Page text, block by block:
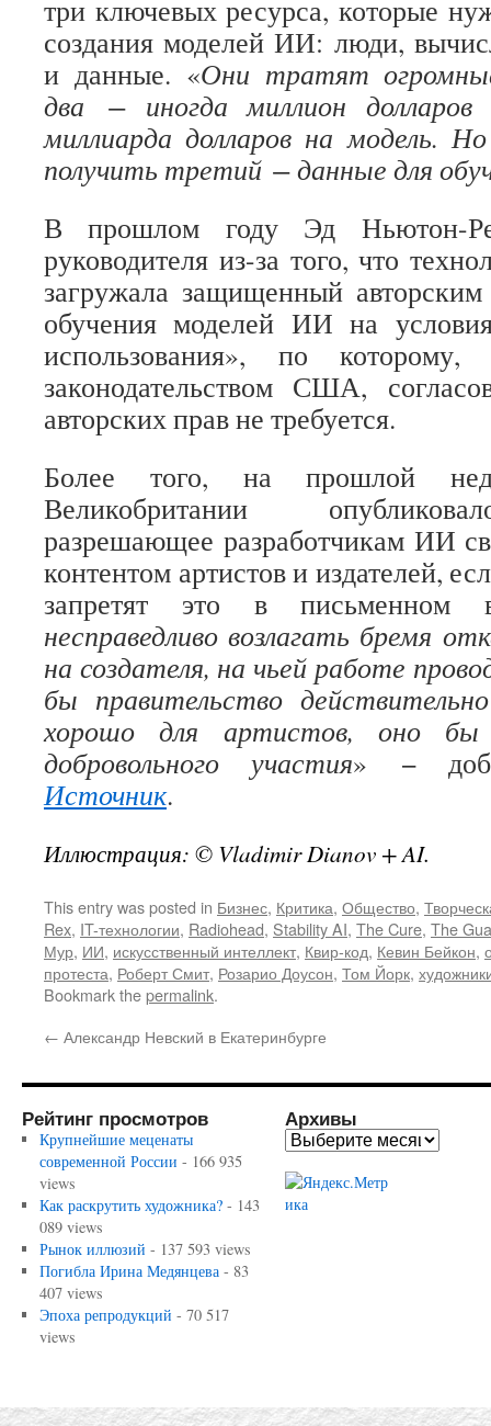
три ключевых ресурса, которые
создания моделей ИИ: люди,
и данные. «Они тратят
два − иногда миллион
миллиарда долларов на модель.
получить третий − данные для
В прошлом году Эд Ньютон-
руководителя из-за того, что
загружала защищенный
обучения моделей ИИ на
использования», по
законодательством США,
авторских прав не требуется.
Более того, на прошлой
Великобритании
разрешающее разработчикам ИИ
контентом артистов и издателей,
запретят это в письменном
несправедливо возлагать бремя
на создателя, на чьей работе
бы правительство
хорошо для артистов, оно бы
добровольного участия» −
Источник.
Иллюстрация: © Vladimir Dianov + AI.
This entry was posted in Бизнес, Критика, Общество,
Rex, IT-технологии, Radiohead, Stability AI, The Cure, The
Мур, ИИ, искусственный интеллект, Квир-код, Кевин Бейкон,
протеста, Роберт Смит, Розарио Доусон, Том Йорк,
Bookmark thepermalink.
← Александр Невский в Екатеринбурге
Рейтинг просмотров
Крупнейшие меценаты
современной России - 166 935
views
Как раскрутить художника?- 143
089 views
Рынок иллюзий - 137 593 views
Погибла Ирина Медянцева- 83
407 views
Эпоха репродукций - 70 517
views
Архивы